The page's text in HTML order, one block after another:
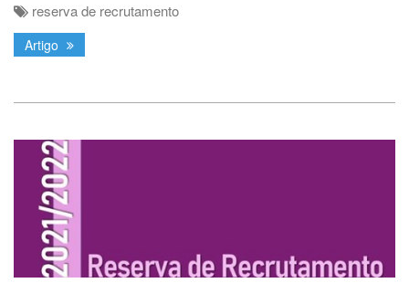
reserva de recrutamento
Artigo